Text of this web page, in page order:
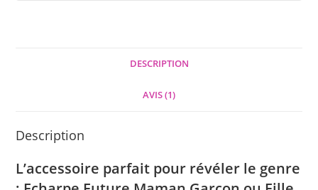
DESCRIPTION
AVIS (1)
Description
L’accessoire parfait pour révéler le genre